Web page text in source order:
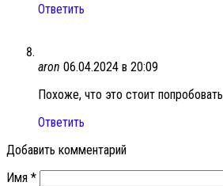
Ответить
aron 06.04.2024 в 20:09
Похоже, что это стоит попробовать
Ответить
Добавить комментарий
Имя *